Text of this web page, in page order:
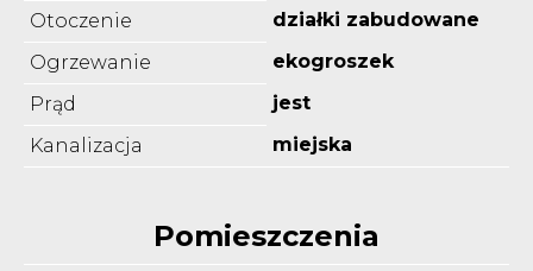
Otoczenie
działki zabudowane
Ogrzewanie
ekogroszek
Prąd
jest
Kanalizacja
miejska
Pomieszczenia